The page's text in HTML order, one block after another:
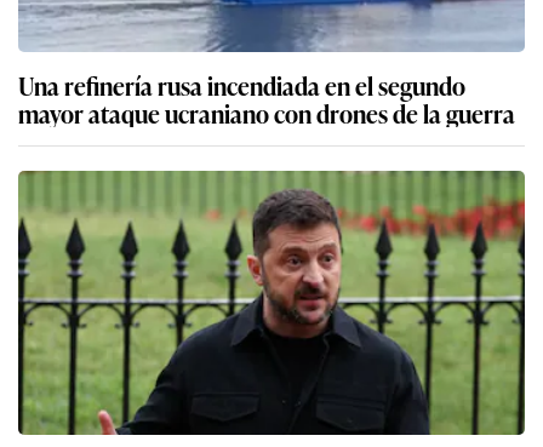
Una refinería rusa incendiada en el segundo
mayor ataque ucraniano con drones de la guerra